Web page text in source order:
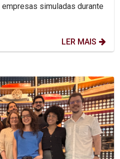
simuladas durante
LER MAIS